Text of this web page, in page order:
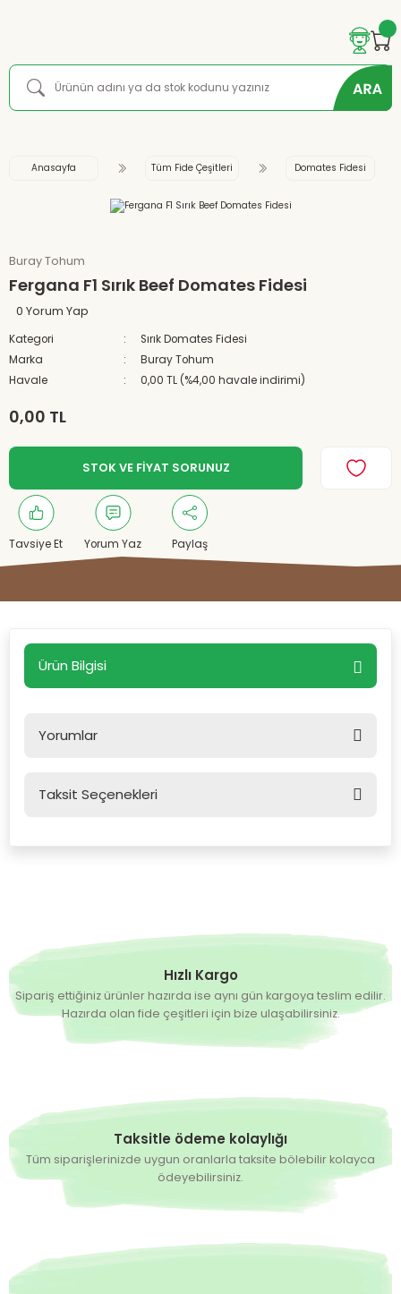
Anasayfa Tüm Fide Çeşitleri Domates Fidesi
Buray Tohum
Fergana F1 Sırık Beef Domates Fidesi
0 Yorum Yap
Kategori
Sırık Domates Fidesi
Marka
Buray Tohum
Havale
0,00 TL (%4,00 havale indirimi)
0,00 TL
STOK VE FİYAT SORUNUZ
Tavsiye Et Yorum Yaz Paylaş
Ürün Bilgisi
Yorumlar
Taksit Seçenekleri
Hızlı Kargo
Sipariş ettiğiniz ürünler hazırda ise aynı gün kargoya teslim edilir.
Hazırda olan fide çeşitleri için bize ulaşabilirsiniz.
Taksitle ödeme kolaylığı
Tüm siparişlerinizde uygun oranlarla taksite bölebilir kolayca
ödeyebilirsiniz.